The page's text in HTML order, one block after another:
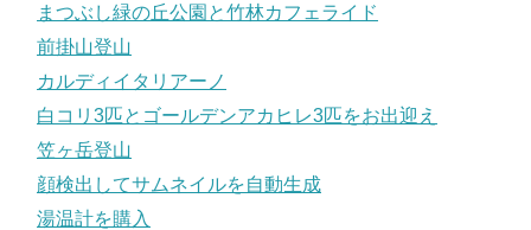
まつぶし緑の丘公園と竹林カフェライド
前掛山登山
カルディイタリアーノ
白コリ3匹とゴールデンアカヒレ3匹をお出迎え
笠ヶ岳登山
顔検出してサムネイルを自動生成
湯温計を購入